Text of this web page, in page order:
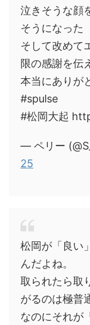
泣きそうな顔
そうになった
そして改めて
限の感謝を伝
本当にありが
#spulse
#松岡大起
— ペリー
25
松岡が「良い
んだよね。
取られたら取
がるのは極普
なのにそれが